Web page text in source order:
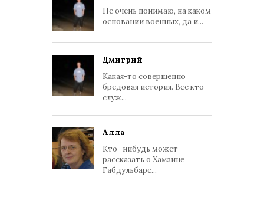
Не очень понимаю, на каком
основании военных, да и...
Дмитрий
Какая-то совершенно
бредовая история. Все кто
служ...
Алла
Кто -нибудь может
рассказать о Хамзине
Габдульбаре...